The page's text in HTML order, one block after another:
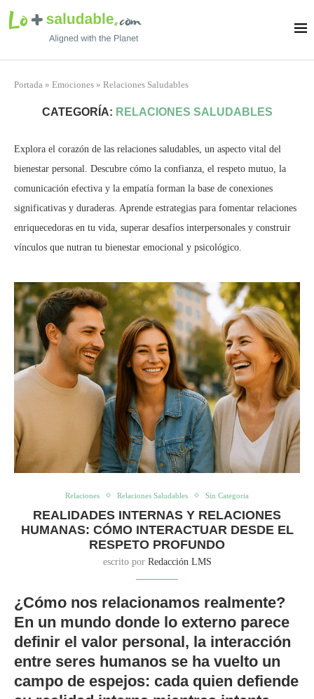
Portada » Emociones » Relaciones Saludables
CATEGORÍA: RELACIONES SALUDABLES
Explora el corazón de las relaciones saludables, un aspecto vital del
bienestar personal. Descubre cómo la confianza, el respeto mutuo, la
comunicación efectiva y la empatía forman la base de conexiones
significativas y duraderas. Aprende estrategias para fomentar relaciones
enriquecedoras en tu vida, superar desafíos interpersonales y construir
vínculos que nutran tu bienestar emocional y psicológico.
Relaciones Relaciones Saludables Sin Categoria
REALIDADES INTERNAS Y RELACIONES
HUMANAS: CÓMO INTERACTUAR DESDE EL
RESPETO PROFUNDO
escrito por Redacción LMS
¿Cómo nos relacionamos realmente?
En un mundo donde lo externo parece
definir el valor personal, la interacción
entre seres humanos se ha vuelto un
campo de espejos: cada quien defiende